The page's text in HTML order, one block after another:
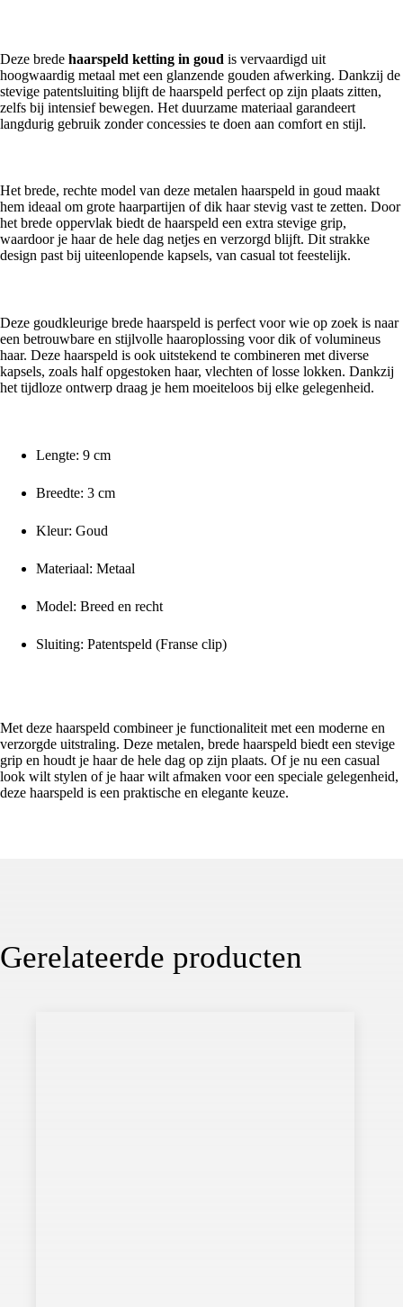
Deze brede haarspeld ketting in goud is vervaardigd uit
hoogwaardig metaal met een glanzende gouden afwerking. Dankzij de
stevige patentsluiting blijft de haarspeld perfect op zijn plaats zitten,
zelfs bij intensief bewegen. Het duurzame materiaal garandeert
langdurig gebruik zonder concessies te doen aan comfort en stijl.
Het brede, rechte model van deze metalen haarspeld in goud maakt
hem ideaal om grote haarpartijen of dik haar stevig vast te zetten. Door
het brede oppervlak biedt de haarspeld een extra stevige grip,
waardoor je haar de hele dag netjes en verzorgd blijft. Dit strakke
design past bij uiteenlopende kapsels, van casual tot feestelijk.
Deze goudkleurige brede haarspeld is perfect voor wie op zoek is naar
een betrouwbare en stijlvolle haaroplossing voor dik of volumineus
haar. Deze haarspeld is ook uitstekend te combineren met diverse
kapsels, zoals half opgestoken haar, vlechten of losse lokken. Dankzij
het tijdloze ontwerp draag je hem moeiteloos bij elke gelegenheid.
Lengte: 9 cm
Breedte: 3 cm
Kleur: Goud
Materiaal: Metaal
Model: Breed en recht
Sluiting: Patentspeld (Franse clip)
Met deze haarspeld combineer je functionaliteit met een moderne en
verzorgde uitstraling. Deze metalen, brede haarspeld biedt een stevige
grip en houdt je haar de hele dag op zijn plaats. Of je nu een casual
look wilt stylen of je haar wilt afmaken voor een speciale gelegenheid,
deze haarspeld is een praktische en elegante keuze.
Gerelateerde producten